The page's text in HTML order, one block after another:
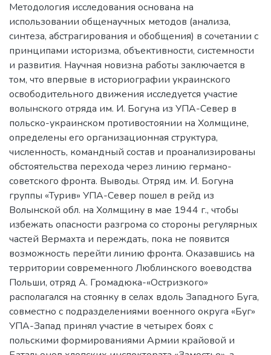
Методология исследования основана на
использовании общенаучных методов (анализа,
синтеза, абстрагирования и обобщения) в сочетании с
принципами историзма, объективности, системности
и развития. Научная новизна работы заключается в
том, что впервые в историографии украинского
освободительного движения исследуется участие
волынского отряда им. И. Богуна из УПА-Север в
польско-украинском противостоянии на Холмщине,
определены его организационная структура,
численность, командный состав и проанализированы
обстоятельства перехода через линию германо-
советского фронта. Выводы. Отряд им. И. Богуна
группы «Турив» УПА-Север пошел в рейд из
Волынской обл. на Холмщину в мае 1944 г., чтобы
избежать опасности разгрома со стороны регулярных
частей Вермахта и переждать, пока не появится
возможность перейти линию фронта. Оказавшись на
территории современного Люблинского воеводства
Польши, отряд А. Громадюка-«Остризкого»
располагался на стоянку в селах вдоль Западного Буга,
совместно с подразделениями военного округа «Буг»
УПА-Запад принял участие в четырех боях с
польскими формированиями Армии крайовой и